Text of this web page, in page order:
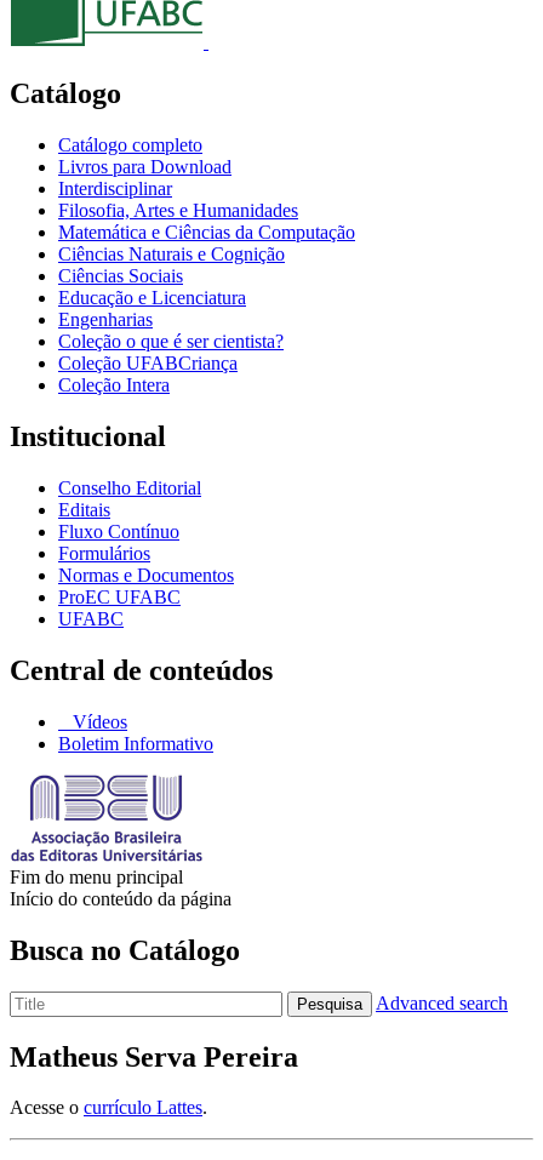
Catálogo
Catálogo completo
Livros para Download
Interdisciplinar
Filosofia, Artes e Humanidades
Matemática e Ciências da Computação
Ciências Naturais e Cognição
Ciências Sociais
Educação e Licenciatura
Engenharias
Coleção o que é ser cientista?
Coleção UFABCriança
Coleção Intera
Institucional
Conselho Editorial
Editais
Fluxo Contínuo
Formulários
Normas e Documentos
ProEC UFABC
UFABC
Central de conteúdos
Vídeos
Boletim Informativo
Fim do menu principal
Início do conteúdo da página
Busca no Catálogo
Pesquisa Advanced search
Matheus Serva Pereira
Acesse o currículo Lattes.